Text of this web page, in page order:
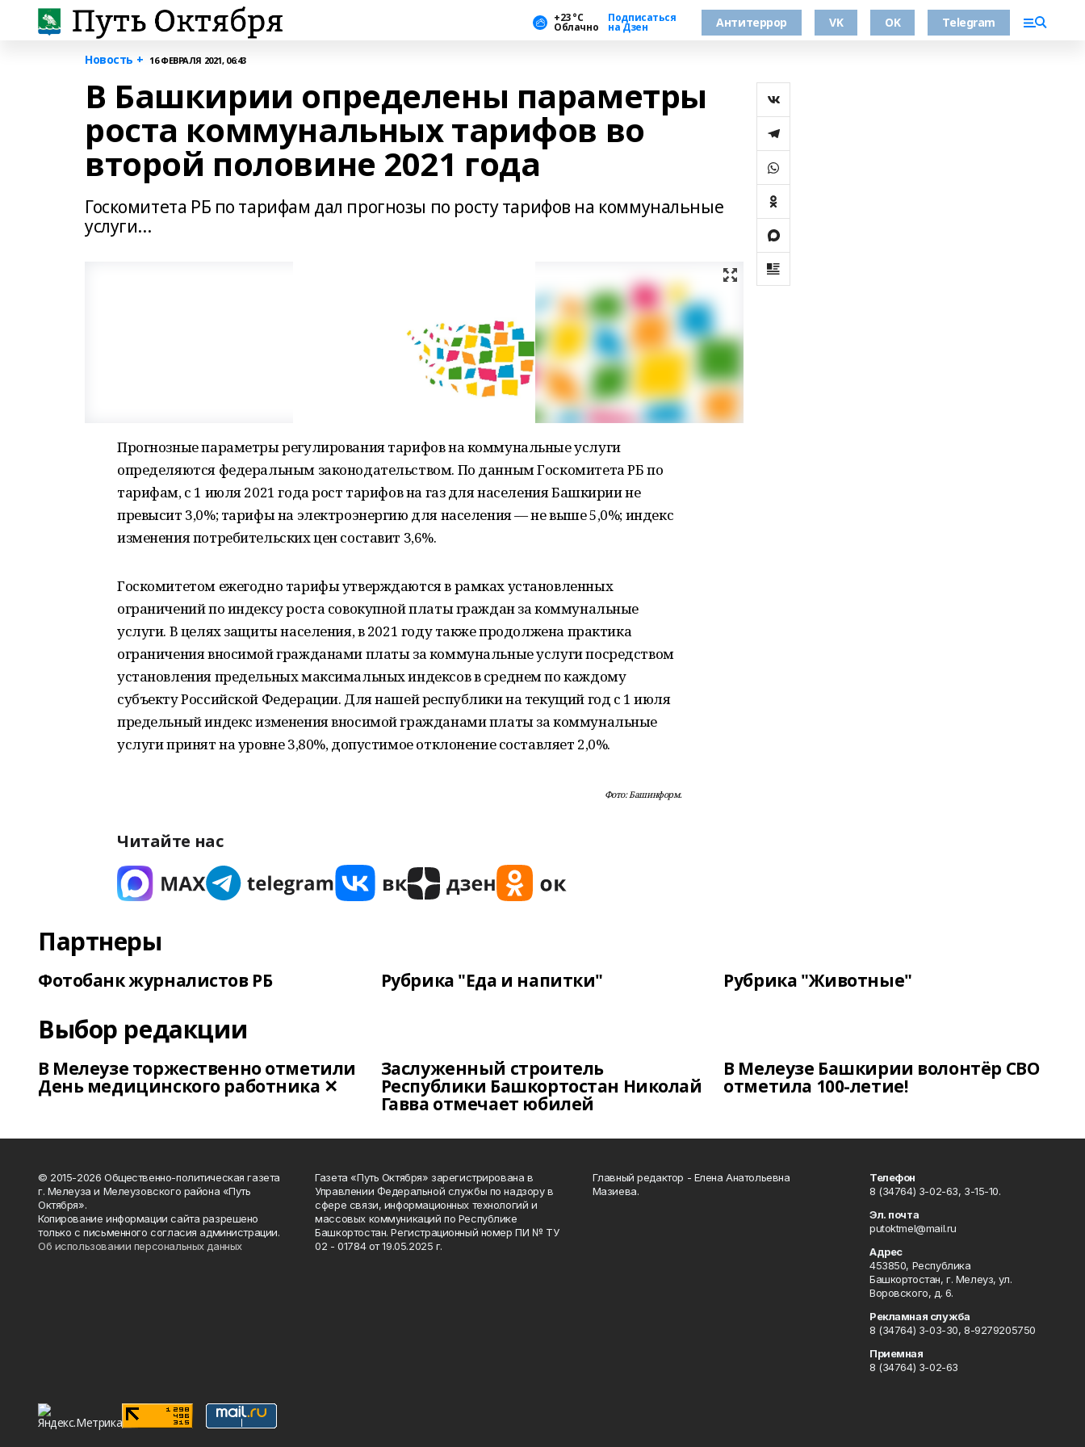
+23 °С
Облачно
Подписаться
на Дзен Антитеррор VK OK Telegram
Новость + 16 ФЕВРАЛЯ 2021, 06:43
В Башкирии определены параметры
роста коммунальных тарифов во
второй половине 2021 года
Госкомитета РБ по тарифам дал прогнозы по росту тарифов на коммунальные
услуги...
Прогнозные параметры регулирования тарифов на коммунальные услуги
определяются федеральным законодательством. По данным Госкомитета РБ по
тарифам, с 1 июля 2021 года рост тарифов на газ для населения Башкирии не
превысит 3,0%; тарифы на электроэнергию для населения — не выше 5,0%; индекс
изменения потребительских цен составит 3,6%.
Госкомитетом ежегодно тарифы утверждаются в рамках установленных
ограничений по индексу роста совокупной платы граждан за коммунальные
услуги. В целях защиты населения, в 2021 году также продолжена практика
ограничения вносимой гражданами платы за коммунальные услуги посредством
установления предельных максимальных индексов в среднем по каждому
субъекту Российской Федерации. Для нашей республики на текущий год с 1 июля
предельный индекс изменения вносимой гражданами платы за коммунальные
услуги принят на уровне 3,80%, допустимое отклонение составляет 2,0%.
Фото: Башинформ.
Читайте нас
Партнеры
Фотобанк журналистов РБ Рубрика "Еда и напитки" Рубрика "Животные"
Выбор редакции
В Мелеузе торжественно отметили
День медицинского работника ✕
Заслуженный строитель
Республики Башкортостан Николай
Гавва отмечает юбилей
В Мелеузе Башкирии волонтёр СВО
отметила 100-летие!
© 2015-2026 Общественно-политическая газета
г. Мелеуза и Мелеузовского района «Путь
Октября».
Копирование информации сайта разрешено
только с письменного согласия администрации.
Об использовании персональных данных
Газета «Путь Октября» зарегистрирована в
Управлении Федеральной службы по надзору в
сфере связи, информационных технологий и
массовых коммуникаций по Республике
Башкортостан. Регистрационный номер ПИ № ТУ
02 - 01784 от 19.05.2025 г.
Главный редактор - Елена Анатольевна
Мазиева.
Телефон
8 (34764) 3-02-63, 3-15-10.
Эл. почта
putoktmel@mail.ru
Адрес
453850, Республика
Башкортостан, г. Мелеуз, ул.
Воровского, д. 6.
Рекламная служба
8 (34764) 3-03-30, 8-9279205750
Приемная
8 (34764) 3-02-63